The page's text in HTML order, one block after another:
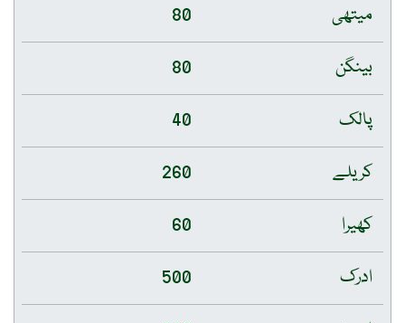
میتھی
80
بینگن
80
پالک
40
کریلے
260
کھیرا
60
ادرک
500